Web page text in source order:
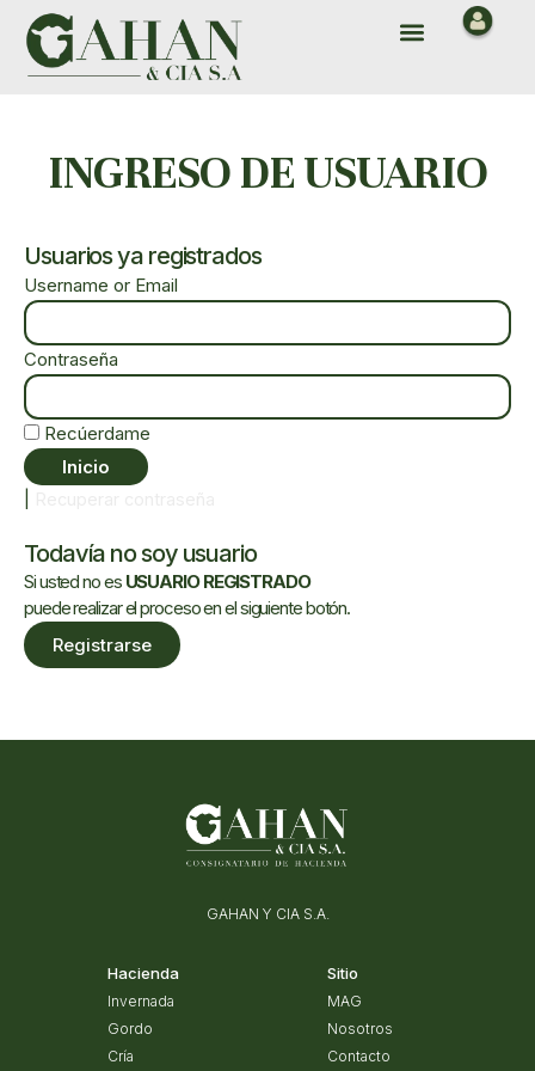
contenido
Menu
INGRESO DE USUARIO
Usuarios ya registrados
Username or Email
Contraseña
Recúerdame
Todavía no soy usuario
Si usted no es USUARIO REGISTRADO
puede realizar el proceso en el siguiente botón.
Registrarse
GAHAN Y CIA S.A.
Hacienda
Invernada
Gordo
Cría
Sitio
MAG
Nosotros
Contacto